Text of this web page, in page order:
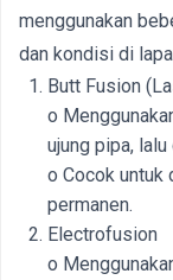
menggunakan
dan kondisi di
Butt Fusion
o
ujung pipa,
o Cocok untuk
permanen.
Electrofusion
o